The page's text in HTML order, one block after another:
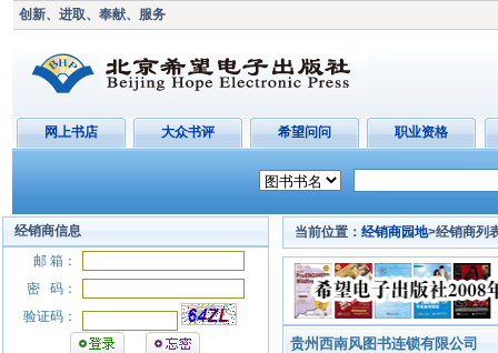
创新、进取、奉献、服务
网上书店 大众书评 希望问问 职业资格
经销商信息
邮 箱：
密 码：
验证码：
当前位置： 经销商园地>经销商列
贵州西南风图书连锁有限公司